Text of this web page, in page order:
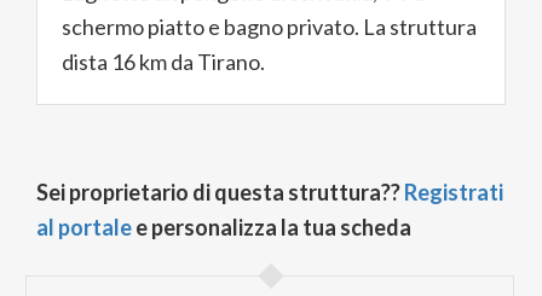
schermo piatto e bagno privato. La struttura
dista 16 km da Tirano.
Sei proprietario di questa struttura??Registrati
al portalee personalizza la tua scheda